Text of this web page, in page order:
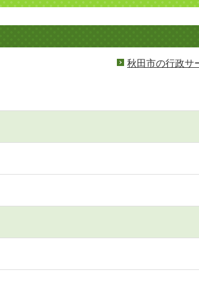
秋田市の行政サ